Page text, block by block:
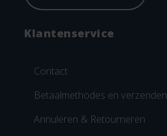
Klantenservice
Contact
Betaalmethodes en verzenden
Annuleren & Retourneren